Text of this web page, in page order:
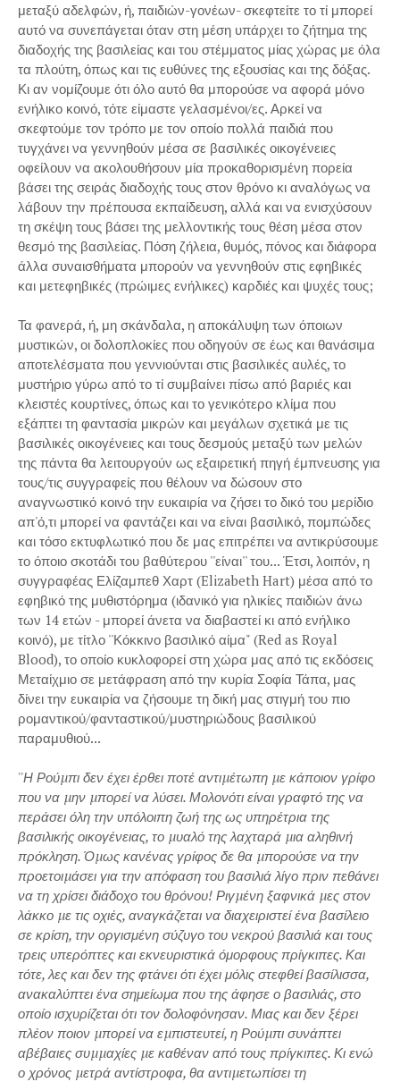
μεταξύ αδελφών, ή, παιδιών-γονέων- σκεφτείτε το τί μπορεί
αυτό να συνεπάγεται όταν στη μέση υπάρχει το ζήτημα της
διαδοχής της βασιλείας και του στέμματος μίας χώρας με όλα
τα πλούτη, όπως και τις ευθύνες της εξουσίας και της δόξας.
Κι αν νομίζουμε ότι όλο αυτό θα μπορούσε να αφορά μόνο
ενήλικο κοινό, τότε είμαστε γελασμένοι/ες. Αρκεί να
σκεφτούμε τον τρόπο με τον οποίο πολλά παιδιά που
τυγχάνει να γεννηθούν μέσα σε βασιλικές οικογένειες
οφείλουν να ακολουθήσουν μία προκαθορισμένη πορεία
βάσει της σειράς διαδοχής τους στον θρόνο κι αναλόγως να
λάβουν την πρέπουσα εκπαίδευση, αλλά και να ενισχύσουν
τη σκέψη τους βάσει της μελλοντικής τους θέση μέσα στον
θεσμό της βασιλείας. Πόση ζήλεια, θυμός, πόνος και διάφορα
άλλα συναισθήματα μπορούν να γεννηθούν στις εφηβικές
και μετεφηβικές (πρώιμες ενήλικες) καρδιές και ψυχές τους;
Τα φανερά, ή, μη σκάνδαλα, η αποκάλυψη των όποιων
μυστικών, οι δολοπλοκίες που οδηγούν σε έως και θανάσιμα
αποτελέσματα που γεννιούνται στις βασιλικές αυλές, το
μυστήριο γύρω από το τί συμβαίνει πίσω από βαριές και
κλειστές κουρτίνες, όπως και το γενικότερο κλίμα που
εξάπτει τη φαντασία μικρών και μεγάλων σχετικά με τις
βασιλικές οικογένειες και τους δεσμούς μεταξύ των μελών
της πάντα θα λειτουργούν ως εξαιρετική πηγή έμπνευσης για
τους/τις συγγραφείς που θέλουν να δώσουν στο
αναγνωστικό κοινό την ευκαιρία να ζήσει το δικό του μερίδιο
απ'ό,τι μπορεί να φαντάζει και να είναι βασιλικό, πομπώδες
και τόσο εκτυφλωτικό που δε μας επιτρέπει να αντικρύσουμε
το όποιο σκοτάδι του βαθύτερου ''είναι'' του... Έτσι, λοιπόν, η
συγγραφέας Ελίζαμπεθ Χαρτ (Elizabeth Hart) μέσα από το
εφηβικό της μυθιστόρημα (ιδανικό για ηλικίες παιδιών άνω
των 14 ετών - μπορεί άνετα να διαβαστεί κι από ενήλικο
κοινό), με τίτλο ''Κόκκινο βασιλικό αίμα" (Red as Royal
Blood), το οποίο κυκλοφορεί στη χώρα μας από τις εκδόσεις
Μεταίχμιο σε μετάφραση από την κυρία Σοφία Τάπα, μας
δίνει την ευκαιρία να ζήσουμε τη δική μας στιγμή του πιο
ρομαντικού/φανταστικού/μυστηριώδους βασιλικού
παραμυθιού...
''Η Ρούµπι δεν έχει έρθει ποτέ αντιµέτωπη µε κάποιον γρίφο
που να µην µπορεί να λύσει. Μολονότι είναι γραφτό της να
περάσει όλη την υπόλοιπη ζωή της ως υπηρέτρια της
βασιλικής οικογένειας, το µυαλό της λαχταρά µια αληθινή
πρόκληση. Όµως κανένας γρίφος δε θα µπορούσε να την
προετοιµάσει για την απόφαση του βασιλιά λίγο πριν πεθάνει
να τη χρίσει διάδοχο του θρόνου! Ριγµένη ξαφνικά µες στον
λάκκο µε τις οχιές, αναγκάζεται να διαχειριστεί ένα βασίλειο
σε κρίση, την οργισμένη σύζυγο του νεκρού βασιλιά και τους
τρεις υπερόπτες και εκνευριστικά όμορφους πρίγκιπες. Και
τότε, λες και δεν της φτάνει ότι έχει μόλις στεφθεί βασίλισσα,
ανακαλύπτει ένα σημείωμα που της άφησε ο βασιλιάς, στο
οποίο ισχυρίζεται ότι τον δολοφόνησαν. Μιας και δεν ξέρει
πλέον ποιον µπορεί να εµπιστευτεί, η Ρούµπι συνάπτει
αβέβαιες συµµαχίες µε καθέναν από τους πρίγκιπες. Κι ενώ
ο χρόνος µετρά αντίστροφα, θα αντιµετωπίσει τη